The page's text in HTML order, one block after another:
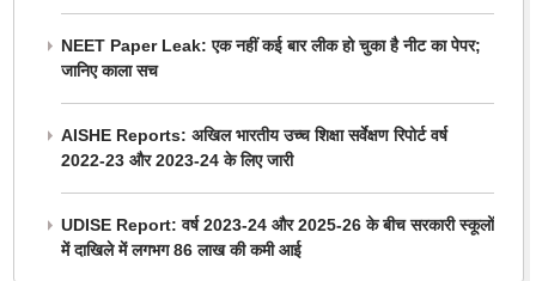
NEET Paper Leak: एक नहीं कई बार लीक हो चुका है नीट का पेपर;
जानिए काला सच
AISHE Reports: अखिल भारतीय उच्च शिक्षा सर्वेक्षण रिपोर्ट वर्ष
2022-23 और 2023-24 के लिए जारी
UDISE Report: वर्ष 2023-24 और 2025-26 के बीच सरकारी स्कूलों
में दाखिले में लगभग 86 लाख की कमी आई